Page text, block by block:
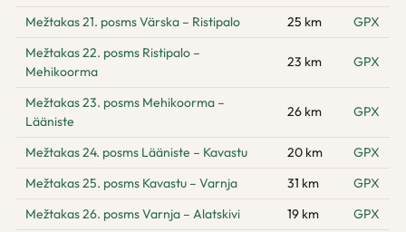
Mežtakas 21. posms Värska – Ristipalo
25 km
GPX
Mežtakas 22. posms Ristipalo –
Mehikoorma
23 km GPX
Mežtakas 23. posms Mehikoorma –
Lääniste
26 km GPX
Mežtakas 24. posms Lääniste – Kavastu 20 km
GPX
Mežtakas 25. posms Kavastu – Varnja
31 km
GPX
Mežtakas 26. posms Varnja – Alatskivi
19 km
GPX